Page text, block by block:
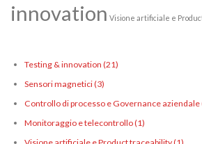
innovation Visione artificiale e
Testing & innovation (21)
Sensori magnetici(3)
Controllo di processo e Governance aziendale
Monitoraggio e telecontrollo(1)